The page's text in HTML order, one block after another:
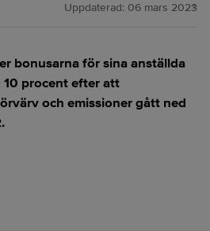
Uppdaterad: 06 mars 2023
bonusarna för sina anställda
procent efter att
och emissioner gått ned